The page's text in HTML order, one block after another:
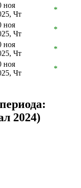
ноя
Чт
*
ноя
Чт
*
ноя
Чт
*
ноя
Чт
*
2024)